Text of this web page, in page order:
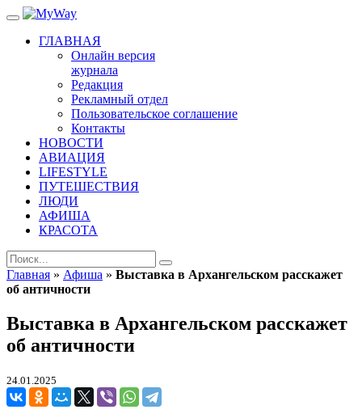
ГЛАВНАЯ
Онлайн версия
журнала
Редакция
Рекламный отдел
Пользовательское соглашение
Контакты
НОВОСТИ
АВИАЦИЯ
LIFESTYLE
ПУТЕШЕСТВИЯ
ЛЮДИ
АФИША
КРАСОТА
Главная » Афиша » Выставка в Архангельском расскажет
об античности
Выставка в Архангельском расскажет
об античности
24.01.2025